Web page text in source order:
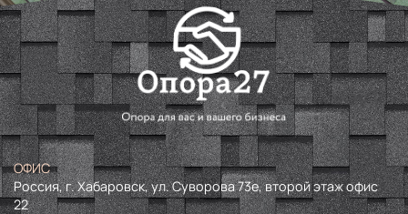
ОФИС
Россия, г. Хабаровск, ул. Суворова 73е, второй этаж офис
22